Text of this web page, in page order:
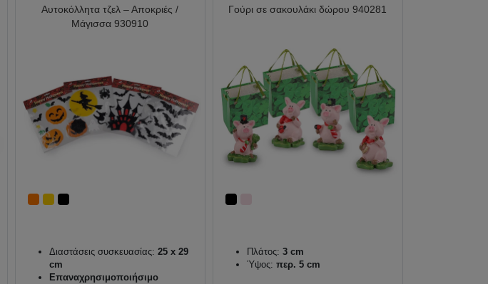
Αυτοκόλλητα τζελ – Αποκριές /
Μάγισσα 930910
Διαστάσεις συσκευασίας: 25 x 29
cm
Επαναχρησιμοποιήσιμο
Γούρι σε σακουλάκι δώρου 940281
Πλάτος: 3 cm
Ύψος: περ. 5 cm